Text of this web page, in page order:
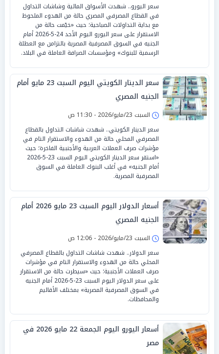
سعر اليورو.. شهدت الأسواق المالية وشاشات التداول
في القطاع المصرفي المصري حالة من الهدوء الملحوظ
مع بداية التداولات الصباحية؛ حيث «خيّمت حالة من
الاستقرار على سعر اليورو اليوم الأحد 24-5-2026 أمام
الجنيه في السوق المصرفية المصرية بالتزامن مع العطلة
الرسمية للبنوك» ومؤسسات الصرافة العاملة في البلاد.
سعر الدينار الكويتي اليوم السبت 23 مايو أمام
الجنيه المصري
السبت 23/مايو/2026 - 11:30 ص
سعر الدينار الكويتي.. شهدت شاشات التداول بالقطاع
المصرفي المحلي حالة من الهدوء والاستقرار التام في
مؤشرات صرف العملات العربية والأجنبية الفاخرة؛ حيث
«استقر سعر الدينار الكويتي اليوم السبت 23-5-2026
أمام الجنيه» في أغلب البنوك العاملة في السوق
المصرفية المصرية.
أسعار الدولار اليوم السبت 23 مايو 2026 أمام
الجنيه المصري
السبت 23/مايو/2026 - 12:06 ص
سعر الدولار.. شهدت شاشات التداول بالقطاع المصرفي
المحلي حالة من الهدوء والاستقرار التام في مؤشرات
صرف العملات الأجنبية؛ حيث «سيطرت حالة من الاستقرار
على سعر الدولار اليوم السبت 23-5-2026 أمام الجنيه
في السوق المصرفية المصرية» بمختلف الأقاليم
والمحافظات.
أسعار اليورو اليوم الجمعة 22 مايو 2026 في
مصر